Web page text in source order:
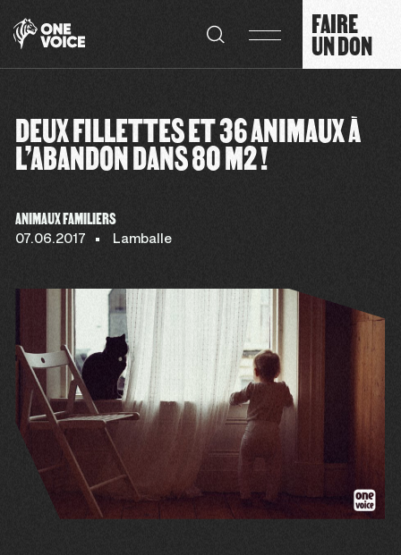
FAIRE
UN DON
DEUX FILLETTES ET 36 ANIMAUX À
L’ABANDON DANS 80 M2 !
ANIMAUX FAMILIERS
07.06.2017 Lamballe